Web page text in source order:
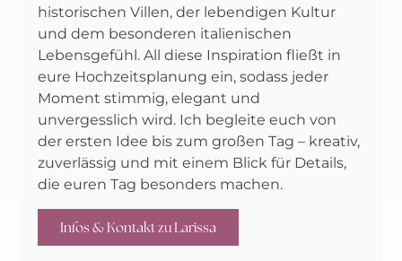
historischen Villen, der lebendigen Kultur
und dem besonderen italienischen
Lebensgefühl. All diese Inspiration fließt in
eure Hochzeitsplanung ein, sodass jeder
Moment stimmig, elegant und
unvergesslich wird. Ich begleite euch von
der ersten Idee bis zum großen Tag – kreativ,
zuverlässig und mit einem Blick für Details,
die euren Tag besonders machen.
Infos & Kontakt zu Larissa